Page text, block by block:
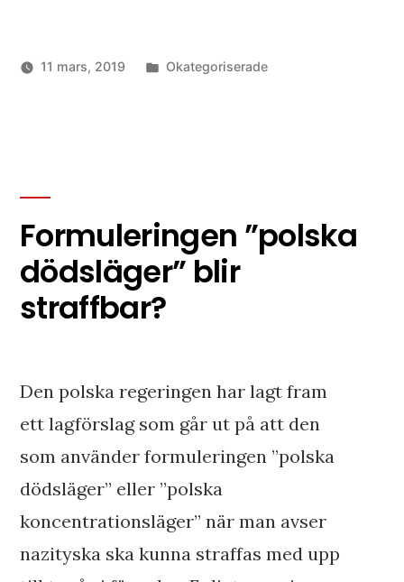
11 mars, 2019
Publicerat
Okategoriserade
Formuleringen ”polska
dödsläger” blir
straffbar?
Den polska regeringen har lagt fram
ett lagförslag som går ut på att den
som använder formuleringen ”polska
dödsläger” eller ”polska
koncentrationsläger” när man avser
nazityska ska kunna straffas med upp